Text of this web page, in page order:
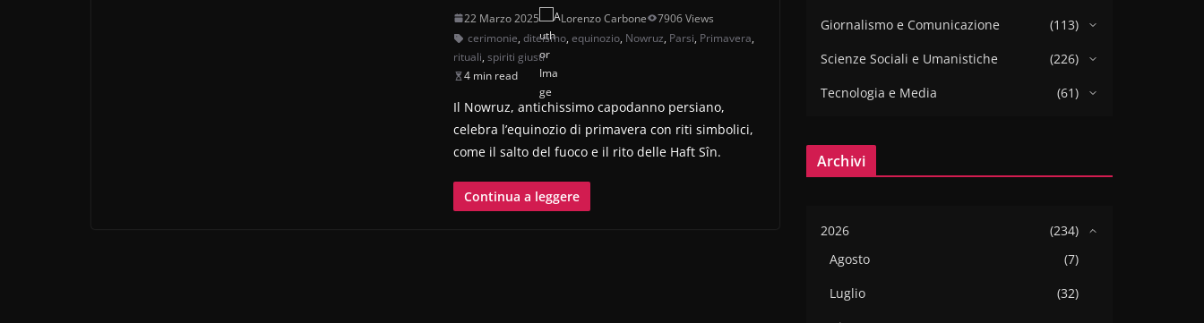
22 Marzo 2025 Lorenzo Carbone
7906 Views
cerimonie, diteismo, equinozio, Nowruz, Parsi, Primavera,
rituali, spiriti giusti
4 min read
Il Nowruz, antichissimo capodanno persiano,
celebra l’equinozio di primavera con riti simbolici,
come il salto del fuoco e il rito delle Haft Sîn.
Continua a leggere
Giornalismo e Comunicazione
(113)
Scienze Sociali e Umanistiche
(226)
Tecnologia e Media
(61)
Archivi
2026
(234)
Agosto
(7)
Luglio
(32)